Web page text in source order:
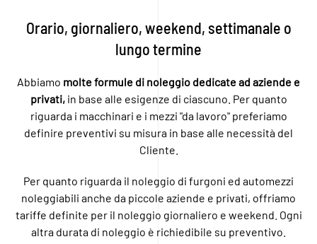
Orario, giornaliero, weekend, settimanale o
lungo termine
Abbiamo molte formule di noleggio dedicate ad aziende e
privati,in base alle esigenze di ciascuno. Per quanto
riguarda i macchinari e i mezzi "da lavoro" preferiamo
definire preventivi su misura in base alle necessità del
Cliente.
Per quanto riguarda il noleggio di furgoni ed automezzi
noleggiabili anche da piccole aziende e privati, offriamo
tariffe definite per il noleggio giornaliero e weekend. Ogni
altra durata di noleggio è richiedibile su preventivo.